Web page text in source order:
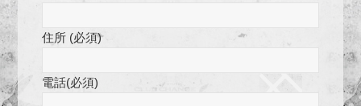
住所 (必須)
電話(必須)